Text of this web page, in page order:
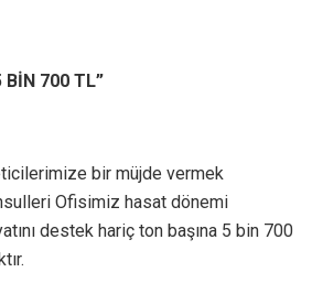
BİN 700 TL”
bir müjde vermek
Ofisimiz hasat dönemi
destek hariç ton başına 5 bin 700